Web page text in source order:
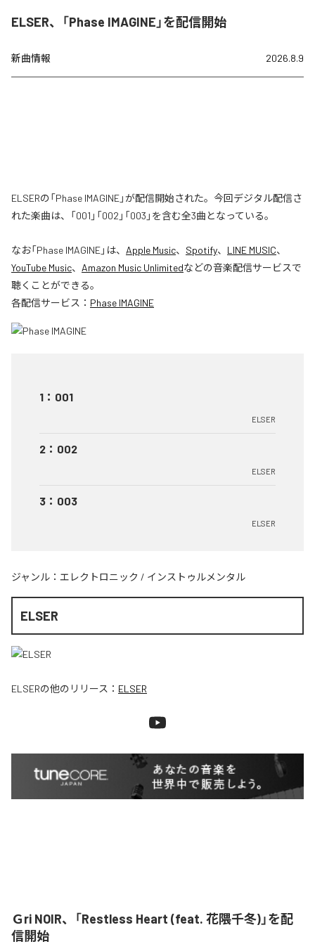
ELSER、「Phase IMAGINE」を配信開始
新曲情報 2026.8.9
ELSERの「Phase IMAGINE」が配信開始された。今回デジタル配信さ
れた楽曲は、「001」「002」「003」を含む全3曲となっている。
なお「Phase IMAGINE」は、 Apple Music、 Spotify、 LINE MUSIC、
YouTube Music、 Amazon Music Unlimitedなどの音楽配信サービスで
聴くことができる。
各配信サービス： Phase IMAGINE
1 ： 001
ELSER
2 ： 002
ELSER
3 ： 003
ELSER
ジャンル： エレクトロニック / インストゥルメンタル
ELSER
ELSERの他のリリース： ELSER
Ｇri NOIR、「Restless Heart (feat. 花隈千冬)」を配
信開始